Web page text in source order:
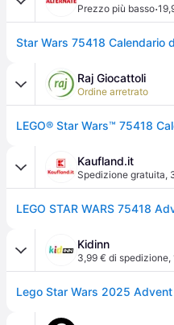
Prezzo più basso·
Raj Giocattoli
Ordine arretrato
Kaufland.it
Spedizione gratuita,
Kidinn
3,99 € di spedizione,